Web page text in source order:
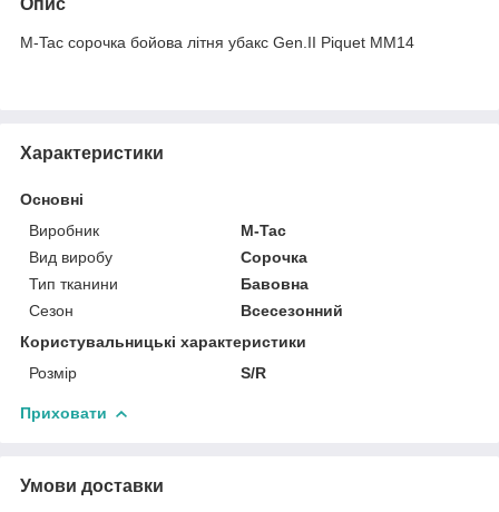
M-Tac сорочка бойова літня убакс Gen.II Piquet MM14
Характеристики
Основні
Виробник
M-Tac
Вид виробу
Сорочка
Тип тканини
Бавовна
Сезон
Всесезонний
Користувальницькі характеристики
Розмір
S/R
Приховати
Умови доставки